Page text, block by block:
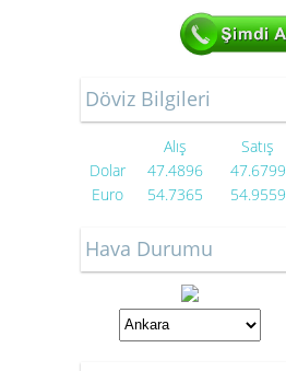
Döviz Bilgileri
Alış
Satış
Dolar
47.4896
47.6799
Euro
54.7365 54.9559
Hava Durumu